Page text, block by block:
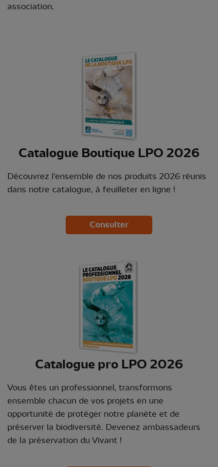
association.
Catalogue Boutique LPO 2026
Découvrez l'ensemble de nos produits 2026 réunis
dans notre catalogue, à feuilleter en ligne !
Consulter
Catalogue pro LPO 2026
Vous êtes un professionnel, transformons
ensemble chacun de vos projets en une
opportunité de protéger notre planète et de
préserver la biodiversité. Devenez ambassadeurs
de la préservation du Vivant !